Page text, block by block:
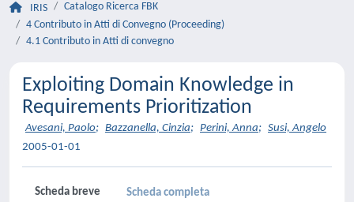
IRIS
Catalogo Ricerca FBK
4 Contributo in Atti di Convegno (Proceeding)
4.1 Contributo in Atti di convegno
Exploiting Domain Knowledge in
Requirements Prioritization
Avesani, Paolo; Bazzanella, Cinzia; Perini, Anna; Susi, Angelo
2005-01-01
Scheda breve Scheda completa